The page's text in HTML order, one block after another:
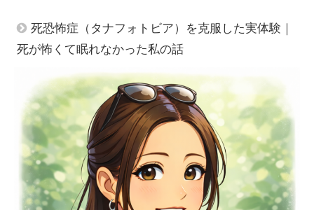
死恐怖症（タナフォトビア）を克服した実体験｜
死が怖くて眠れなかった私の話